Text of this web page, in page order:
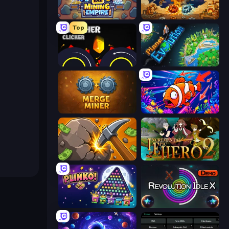
Idle Mining Empire Gear Factory
Top
Crusher Clicker Planet Evolution: Idle Clicker
Merge Miner Fish Catch Idle
Mine Clicker Incremental Epic Hero 2
PLINKO! Revolution Idle X